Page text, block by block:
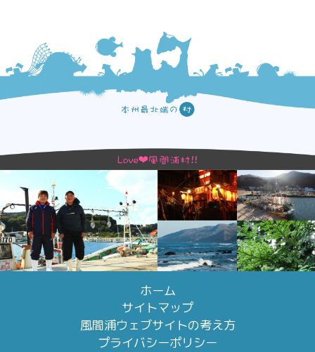
ホーム
サイトマップ
風間浦ウェブサイトの考え方
プライバシーポリシー